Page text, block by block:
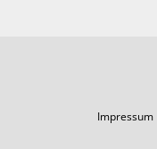
Impressum